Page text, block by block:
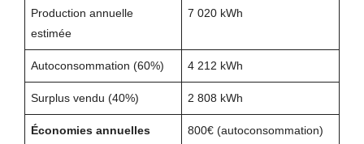
Production annuelle
estimée
7 020 kWh
Autoconsommation (60%) 4 212 kWh
Surplus vendu (40%) 2 808 kWh
Économies annuelles 800€ (autoconsommation)